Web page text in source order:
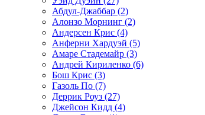
Абдул-Джаббар (2)
Алонзо Морнинг (2)
Андерсен Крис (4)
Анферни Xардуэй (5)
Амаре Стадемайр (3)
Андрей Кириленко (6)
Бош Крис (3)
Газоль По (7)
Деррик Роуз (27)
Джейсон Кидд (4)